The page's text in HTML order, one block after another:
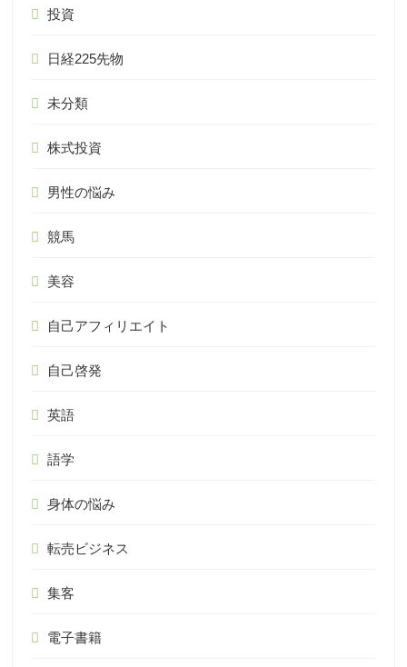
投資
日経225先物
未分類
株式投資
男性の悩み
競馬
美容
自己アフィリエイト
自己啓発
英語
語学
身体の悩み
転売ビジネス
集客
電子書籍